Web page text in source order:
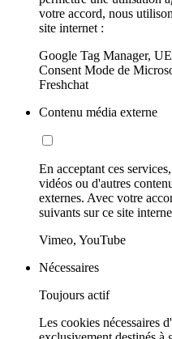
votre accord, nous
site internet :
Google Tag Manager,
Consent Mode de
Freshchat
Contenu média externe
En acceptant ces
vidéos ou d'autres
externes. Avec votre
suivants sur ce site
Vimeo, YouTube
Nécessaires
Toujours actif
Les cookies nécessaires